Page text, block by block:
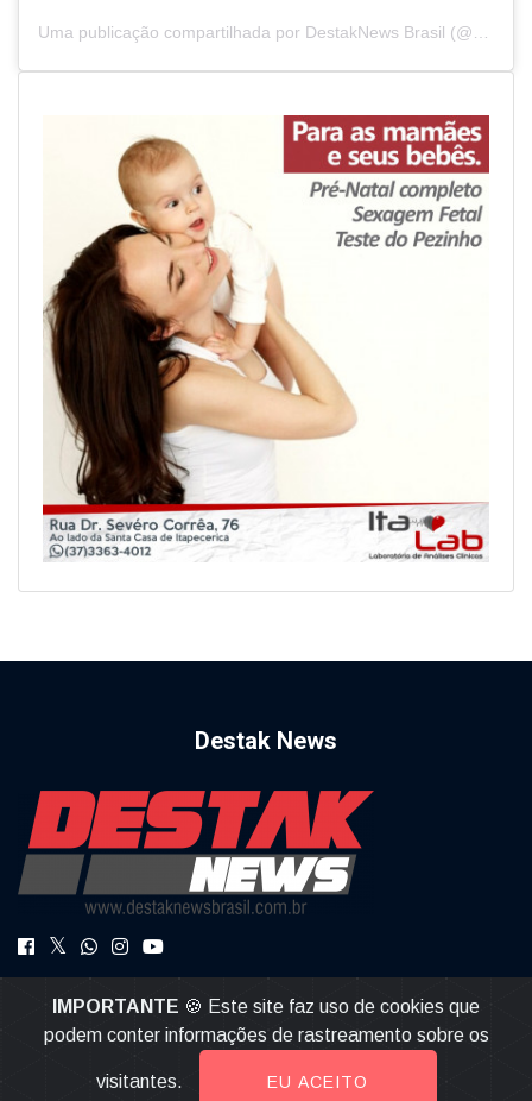
Destak News
destaknews@gmail.com
IMPORTANTE 🍪 Este site faz uso de cookies que
podem conter informações de rastreamento sobre os
visitantes. EU ACEITO